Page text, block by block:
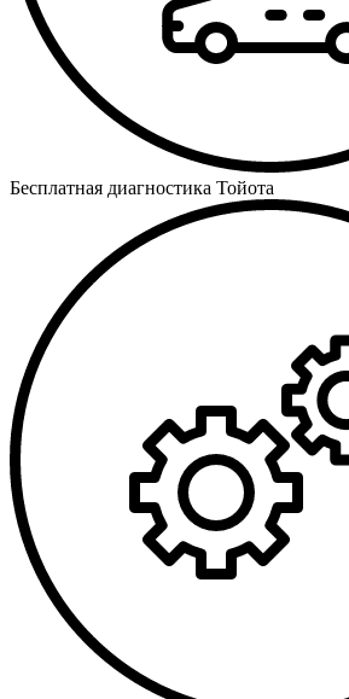
Бесплатная диагностика Тойота